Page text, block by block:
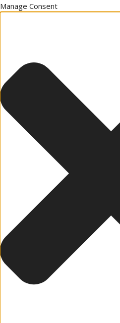
Manage Consent